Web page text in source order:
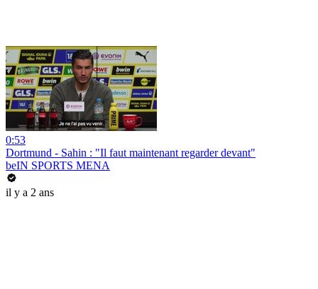
0:53
Dortmund - Sahin : "Il faut maintenant regarder devant"
beIN SPORTS MENA
il y a 2 ans